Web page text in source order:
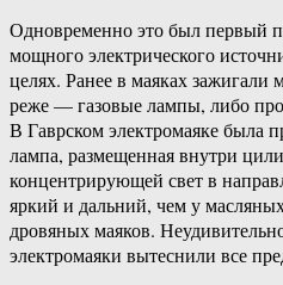
Одновременно это был первый
мощного электрического
целях. Ранее в маяках зажигали
реже — газовые лампы, либо
В Гаврском электромаяке была
лампа, размещенная внутри
концентрирующей свет в
яркий и дальний, чем у
дровяных маяков.
электромаяки вытеснили все